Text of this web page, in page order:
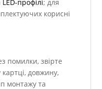
LED-профілі; для
корисні
помилки, звірте
довжину,
монтажу та